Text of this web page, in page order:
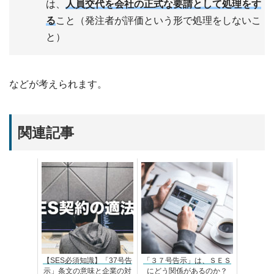
は、
人員交代を会社の正式な要請として処理をす
ること（発注者が評価という形で処理をしないこ
と）
などが考えられます。
関連記事
【SES必須知識】「37号告
示」条文の意味と企業の対
「３７号告示」は、ＳＥＳ
にどう関係があるのか？